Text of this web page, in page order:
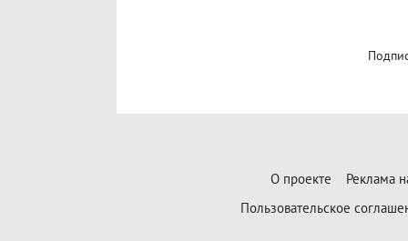
О проекте
Реклама
Пользовательское